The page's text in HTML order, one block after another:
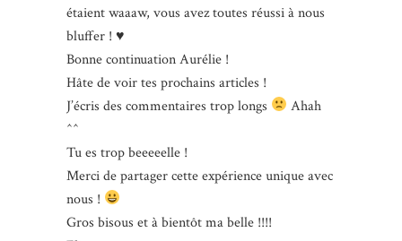
étaient waaaw, vous avez toutes réussi à nous
bluffer ! ♥
Bonne continuation Aurélie !
Hâte de voir tes prochains articles !
J’écris des commentaires trop longs
Ahah
^^
Tu es trop beeeeelle !
Merci de partager cette expérience unique avec
nous !
Gros bisous et à bientôt ma belle !!!!